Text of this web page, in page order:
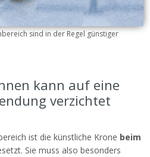
sind in der Regel günstiger
kann auf eine
verzichtet
ist die künstliche Krone beim
Sie muss also besonders